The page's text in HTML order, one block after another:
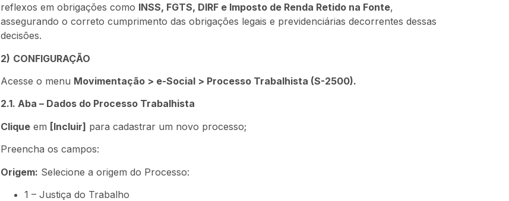
reflexos em obrigações como INSS, FGTS, DIRF e Imposto de Renda Retido na Fonte,
assegurando o correto cumprimento das obrigações legais e previdenciárias decorrentes dessas
decisões.
2) CONFIGURAÇÃO
Acesse o menu Movimentação > e-Social > Processo Trabalhista (S-2500).
2.1. Aba – Dados do Processo Trabalhista
Cliqueem [Incluir] para cadastrar um novo processo;
Preencha os campos:
Origem: Selecione a origem do Processo:
1 – Justiça do Trabalho